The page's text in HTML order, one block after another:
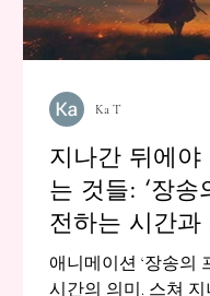
지나간 뒤에야
는 것들: ‘장송
전하는 시간과
애니메이션 ‘장송의
시간의 의미. 스쳐 지
Ka T